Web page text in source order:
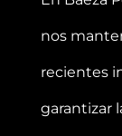
nos
recientes
garantizar